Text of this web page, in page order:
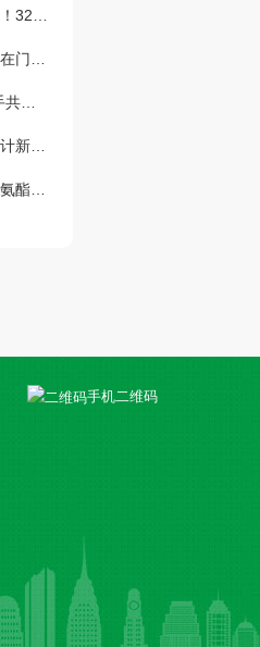
绿色上海，节能先行！3200万平方米建筑穿上“保温外衣”，外墙保温材料助力城市绿色发展
外墙保温耐碱网格布在门窗口翻包做法？？
永安动态｜举办“携手共进、关怀员工”主题活动
永安建筑：装配式设计新突破，硬泡聚氨酯复合陶瓷薄板一体板方案，成本降低，施工效率高
外墙面使用的硬泡聚氨酯复合陶瓷薄板一体板有何魅力？
手机二维码